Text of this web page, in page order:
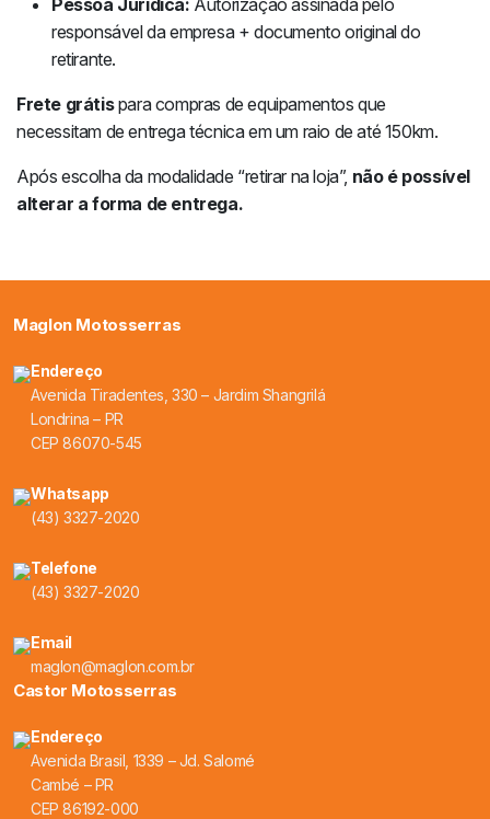
Pessoa Jurídica: Autorização assinada pelo
responsável da empresa + documento original do
retirante.
Frete grátispara compras de equipamentos que
necessitam de entrega técnica em um raio de até 150km.
Após escolha da modalidade “retirar na loja”, não é possível
alterar a forma de entrega.
Maglon Motosserras
Endereço
Avenida Tiradentes, 330 – Jardim Shangrilá
Londrina – PR
CEP 86070-545
Whatsapp
(43) 3327-2020
Telefone
(43) 3327-2020
Email
maglon@maglon.com.br
Castor Motosserras
Endereço
Avenida Brasil, 1339 – Jd. Salomé
Cambé – PR
CEP 86192-000